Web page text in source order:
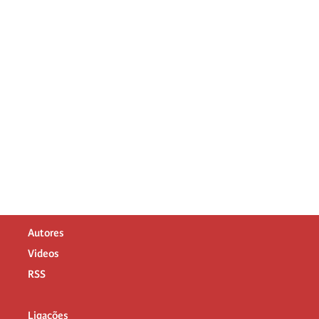
Autores
Videos
RSS
Ligações